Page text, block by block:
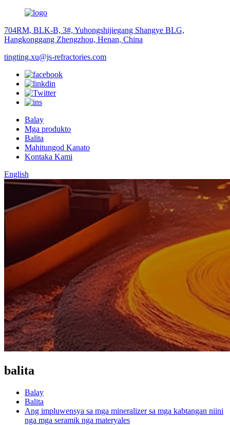
704RM, BLK-B, 3#, Yuhongshijiegang Shangye BLG,
Hangkonggang Zhengzhou, Henan, China
tingting.xu@js-refractories.com
Balay
Mga produkto
Balita
Mahitungod Kanato
Kontaka Kami
English
balita
Balay
Balita
Ang impluwensya sa mga mineralizer sa mga kabtangan niini
nga mga seramik nga materyales